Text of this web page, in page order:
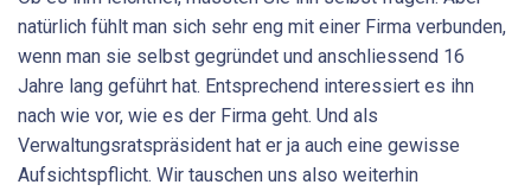
natürlich fühlt man sich sehr eng mit einer Firma verbunden,
wenn man sie selbst gegründet und anschliessend 16
Jahre lang geführt hat. Entsprechend interessiert es ihn
nach wie vor, wie es der Firma geht. Und als
Verwaltungsratspräsident hat er ja auch eine gewisse
Aufsichtspflicht. Wir tauschen uns also weiterhin